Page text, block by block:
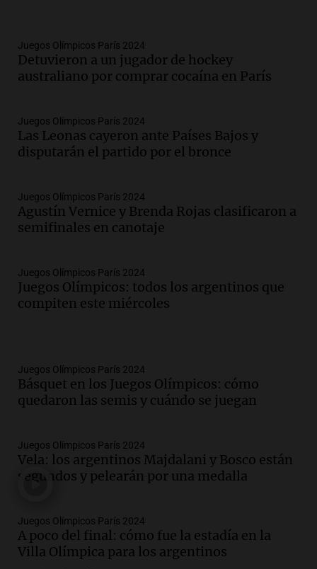
Juegos Olímpicos París 2024
Detuvieron a un jugador de hockey
australiano por comprar cocaína en París
Juegos Olímpicos París 2024
Las Leonas cayeron ante Países Bajos y
disputarán el partido por el bronce
Juegos Olímpicos París 2024
Agustín Vernice y Brenda Rojas clasificaron a
semifinales en canotaje
Juegos Olímpicos París 2024
Juegos Olímpicos: todos los argentinos que
compiten este miércoles
Juegos Olímpicos París 2024
Básquet en los Juegos Olímpicos: cómo
quedaron las semis y cuándo se juegan
Juegos Olímpicos París 2024
Vela: los argentinos Majdalani y Bosco están
segundos y pelearán por una medalla
Juegos Olímpicos París 2024
A poco del final: cómo fue la estadía en la
Villa Olímpica para los argentinos